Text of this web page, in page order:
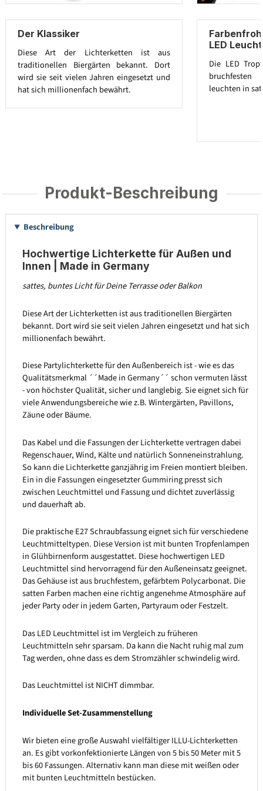
Der Klassiker
Diese Art der Lichterketten ist aus
traditionellen Biergärten bekannt. Dort
wird sie seit vielen Jahren eingesetzt und
hat sich millionenfach bewährt.
LED
Die LED
bruchfesten
leuchten in
Produkt-Beschreibung
Beschreibung
Hochwertige Lichterkette für Außen und
Innen | Made in Germany
sattes, buntes Licht für Deine Terrasse oder Balkon
Diese Art der Lichterketten ist aus traditionellen Biergärten
bekannt. Dort wird sie seit vielen Jahren eingesetzt und hat sich
millionenfach bewährt.
Diese Partylichterkette für den Außenbereich ist - wie es das
Qualitätsmerkmal ´´Made in Germany´´ schon vermuten lässt
- von höchster Qualität, sicher und langlebig. Sie eignet sich für
viele Anwendungsbereiche wie z.B. Wintergärten, Pavillons,
Zäune oder Bäume.
Das Kabel und die Fassungen der Lichterkette vertragen dabei
Regenschauer, Wind, Kälte und natürlich Sonneneinstrahlung.
So kann die Lichterkette ganzjährig im Freien montiert bleiben.
Ein in die Fassungen eingesetzter Gummiring presst sich
zwischen Leuchtmittel und Fassung und dichtet zuverlässig
und dauerhaft ab.
Die praktische E27 Schraubfassung eignet sich für verschiedene
Leuchtmitteltypen. Diese Version ist mit bunten Tropfenlampen
in Glühbirnenform ausgestattet. Diese hochwertigen LED
Leuchtmittel sind hervorragend für den Außeneinsatz geeignet.
Das Gehäuse ist aus bruchfestem, gefärbtem Polycarbonat. Die
satten Farben machen eine richtig angenehme Atmosphäre auf
jeder Party oder in jedem Garten, Partyraum oder Festzelt.
Das LED Leuchtmittel ist im Vergleich zu früheren
Leuchtmitteln sehr sparsam. Da kann die Nacht ruhig mal zum
Tag werden, ohne dass es dem Stromzähler schwindelig wird.
Das Leuchtmittel ist NICHT dimmbar.
Individuelle Set-Zusammenstellung
Wir bieten eine große Auswahl vielfältiger ILLU-Lichterketten
an. Es gibt vorkonfektionierte Längen von 5 bis 50 Meter mit 5
bis 60 Fassungen. Alternativ kann man diese mit weißen oder
mit bunten Leuchtmitteln bestücken.